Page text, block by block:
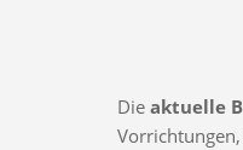
Die aktuelle